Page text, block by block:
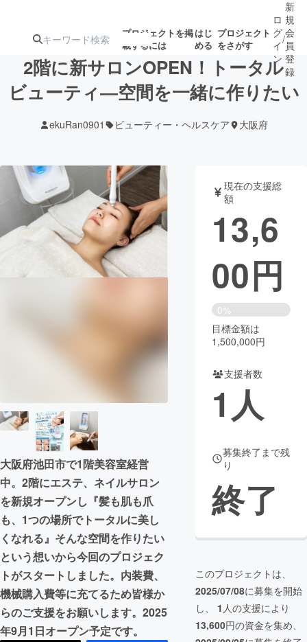
プロジェクトを掲
載するには
はじ
める
プロジェクト
をさがす
ターン
ジェクト
ロジェクト
もうすぐ公開
されます
アート・写真 音楽
テクノロジー・ガジェット ゲーム・
映像・映画 書籍・雑誌
チャレンジ
まちづくり・地域活性化
CAMPFIRE Creation
CAMPFIREふるさと納税
コミュニティ
ロ
グ
イ
ン
/
新
規
会
員
登
録
2階に新サロンOPEN！トータル
ビューティ―空間を一緒に作りたい
ekuRan0901 ビューティー・ヘルスケア 大阪府
大阪府池田市で1階美容室経営
中。2階にエステ、ネイルサロン
を新規オープンし『髪も肌も爪
も、1つの場所でトータルに美し
くなれる』そんな空間を作りたい
という想いから今回のプロジェク
トがスタートしました。内装費、
機械購入費等に充てるため皆様か
らのご支援をお願いします。2025
年9月1日オープン予定です。
現在の支援総
額
13,6
00円
0%
目標金額は
1,500,000円
支援者数
1人
募集終了まで残
り
終了
このプロジェクトは、
2025/07/08に募集を開始
し、 1 人の支援により
13,600円の資金を集め、